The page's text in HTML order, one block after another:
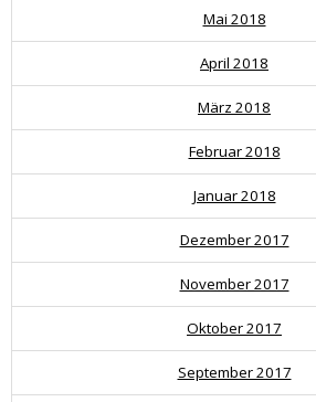
Mai 2018
April 2018
März 2018
Februar 2018
Januar 2018
Dezember 2017
November 2017
Oktober 2017
September 2017